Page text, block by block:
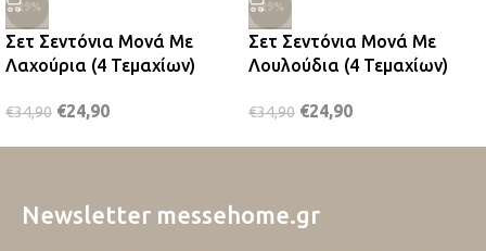
-29%
Σετ Σεντόνια Μονά Με
Λαχούρια (4 Τεμαχίων)
€34,90 €24,90
-29%
Σετ Σεντόνια Μονά Με
Λουλούδια (4 Τεμαχίων)
€34,90 €24,90
Newsletter messehome.gr